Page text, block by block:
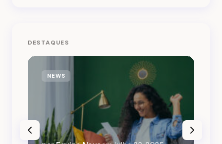
DESTAQUES
NEWS